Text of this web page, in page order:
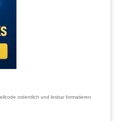
ordentlich und lesbar formatieren